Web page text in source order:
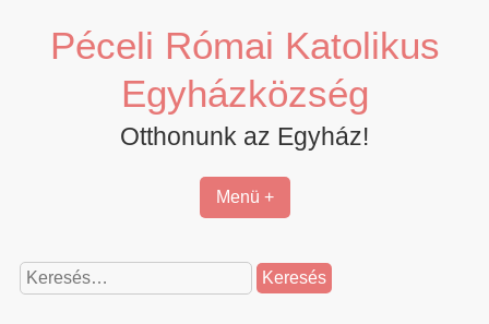
contentPéceli Római Katolikus
Egyházközség
Otthonunk az Egyház!
Menü +
Keresés: